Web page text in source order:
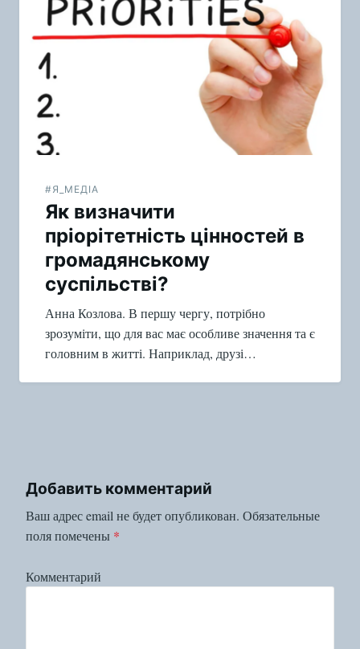
#Я_МЕДІА
Як визначити
пріорітетність цінностей в
громадянському
суспільстві?
Анна Козлова. В першу чергу, потрібно
зрозуміти, що для вас має особливе значення та є
головним в житті. Наприклад, друзі…
Добавить комментарий
Ваш адрес email не будет опубликован. Обязательные
поля помечены *
Комментарий